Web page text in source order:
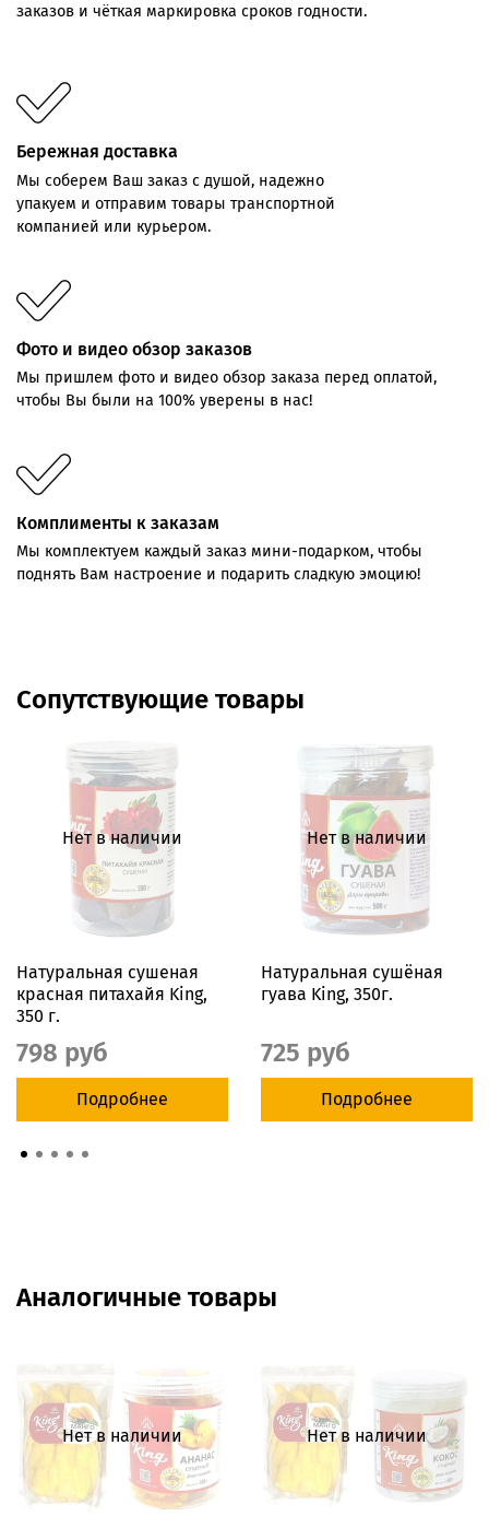
заказов и чёткая маркировка сроков годности.
Бережная доставка
Мы соберем Ваш заказ с душой, надежно
упакуем и отправим товары транспортной
компанией или курьером.
Фото и видео обзор заказов
Мы пришлем фото и видео обзор заказа перед оплатой,
чтобы Вы были на 100% уверены в нас!
Комплименты к заказам
Мы комплектуем каждый заказ мини-подарком, чтобы
поднять Вам настроение и подарить сладкую эмоцию!
Сопутствующие товары
Нет в наличии
Натуральная сушеная
красная питахайя King,
350 г.
798 руб
Подробнее
Нет в наличии
Натуральная сушёная
гуава King, 350г.
725 руб
Подробнее
Аналогичные товары
Нет в наличии Нет в наличии